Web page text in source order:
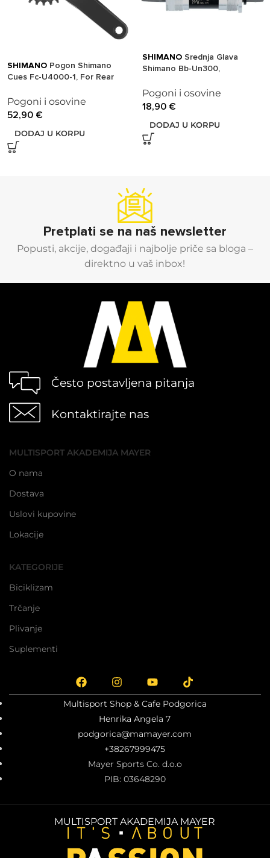
SHIMANO Pogon Shimano
Cues Fc-U4000-1, For Rear
87149690) Made In Malaysia,
170Mm, 32T W/O Cg, W/Crank
Fixing Bolt, Chain Case Not
Compatible, Ind.Pack
Pogoni i osovine
52,90 €
DODAJ U KORPU
SHIMANO Srednja Glava
Shimano Bb-Un300,
73Mm, Spindle:122.5Mm(D-Nl),
W/Fixing Bolt, Ind.Pack
Pogoni i osovine
18,90 €
DODAJ U KORPU
Pretplati se na naš newsletter
Popusti, akcije, događaji i najbolje priče sa bloga –
direktno u vaš inbox!
Često postavljena pitanja
Kontaktirajte nas
MULTISPORT AKADEMIJA MAYER
O nama
Dostava
Uslovi kupovine
Lokacije
KATEGORIJE
Biciklizam
Trčanje
Plivanje
Suplementi
Multisport Shop & Cafe Podgorica
Henrika Angela 7
podgorica@mamayer.com
+38267999475
Mayer Sports Co. d.o.o
PIB: 03648290
MULTISPORT AKADEMIJA MAYER